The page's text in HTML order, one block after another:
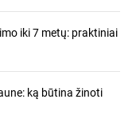
iki 7 metų: praktiniai
ką būtina žinoti